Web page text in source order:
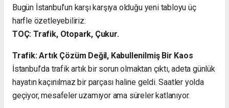
Bugün İstanbul’un karşı karşıya olduğu yeni tabloyu üç
harfle özetleyebiliriz:
TOÇ: Trafik, Otopark, Çukur.
Trafik: Artık Çözüm Değil, Kabullenilmiş Bir Kaos
İstanbul’da trafik artık bir sorun olmaktan çıktı, adeta günlük
hayatın kaçınılmaz bir parçası haline geldi. Saatler yolda
geçiyor, mesafeler uzamıyor ama süreler katlanıyor.